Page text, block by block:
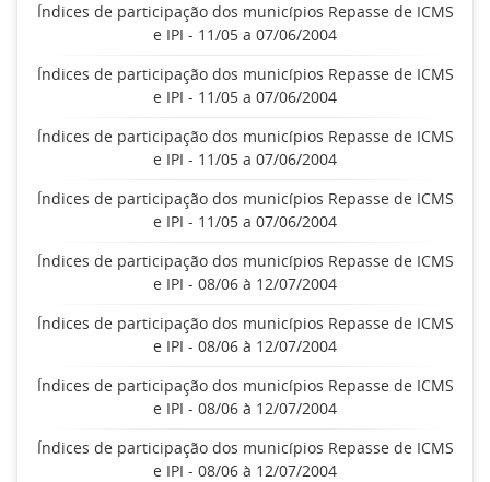
Índices de participação dos municípios Repasse de ICMS
e IPI - 11/05 a 07/06/2004
Índices de participação dos municípios Repasse de ICMS
e IPI - 11/05 a 07/06/2004
Índices de participação dos municípios Repasse de ICMS
e IPI - 11/05 a 07/06/2004
Índices de participação dos municípios Repasse de ICMS
e IPI - 11/05 a 07/06/2004
Índices de participação dos municípios Repasse de ICMS
e IPI - 08/06 à 12/07/2004
Índices de participação dos municípios Repasse de ICMS
e IPI - 08/06 à 12/07/2004
Índices de participação dos municípios Repasse de ICMS
e IPI - 08/06 à 12/07/2004
Índices de participação dos municípios Repasse de ICMS
e IPI - 08/06 à 12/07/2004